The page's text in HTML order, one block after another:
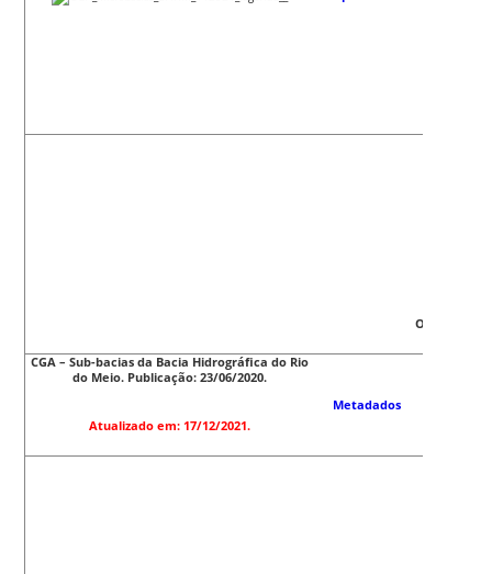
Obs
CGA – Sub-bacias da Bacia Hidrográfica do Rio
do Meio. Publicação: 23/06/2020.
Atualizado em: 17/12/2021.
Metadados